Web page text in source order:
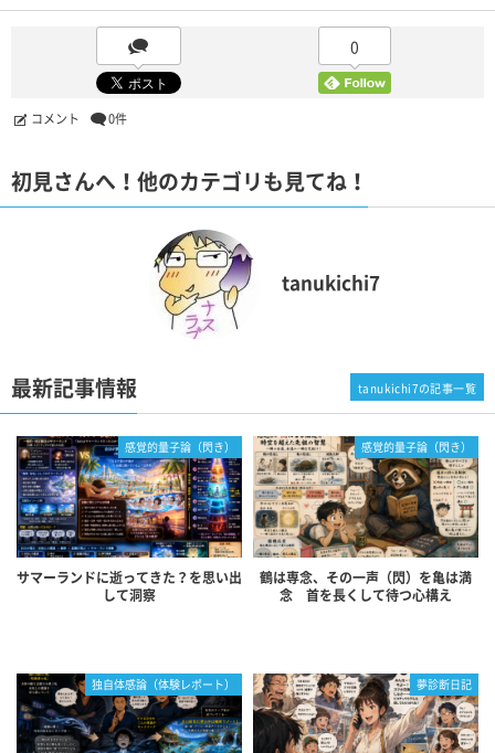
0
コメント 0件
初見さんへ！他のカテゴリも見てね！
tanukichi7
最新記事情報
感覚的量子論（閃き）
サマーランドに逝ってきた？を思い出
して洞察
感覚的量子論（閃き）
鶴は専念、その一声（閃）を亀は満
念 首を長くして待つ心構え
独自体感論（体験レポート） 夢診断日記
tanukichi7の記事一覧